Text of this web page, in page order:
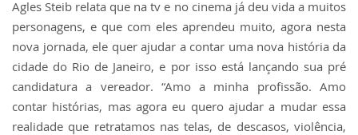
Agles Steib relata que na tv e no cinema já deu vida a muitos
personagens, e que com eles aprendeu muito, agora nesta
nova jornada, ele quer ajudar a contar uma nova história da
cidade do Rio de Janeiro, e por isso está lançando sua pré
candidatura a vereador. “Amo a minha profissão. Amo
contar histórias, mas agora eu quero ajudar a mudar essa
realidade que retratamos nas telas, de descasos, violência,